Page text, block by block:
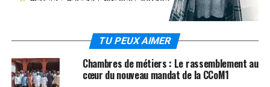
TU PEUX AIMER
Chambres de métiers : Le rassemblement au
cœur du nouveau mandat de la CCoM1